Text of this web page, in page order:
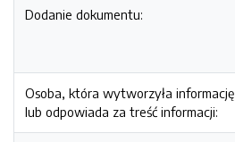
Dodanie dokumentu:
Osoba, która wytworzyła informację
lub odpowiada za treść informacji: